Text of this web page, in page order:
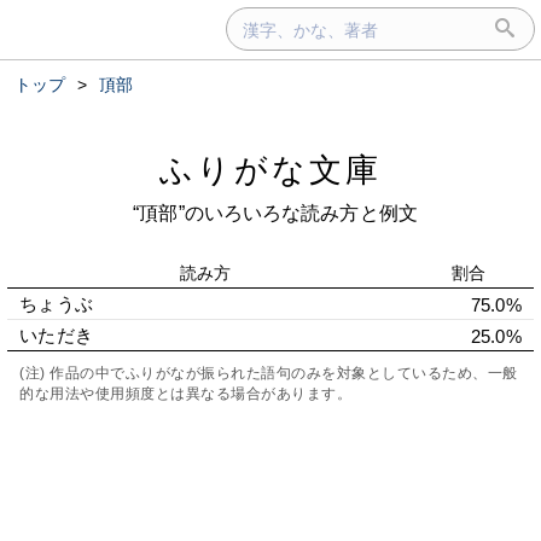
トップ > 頂部
ふりがな文庫
“頂部”のいろいろな読み方と例文
読み方 割合
ちょうぶ
75.0%
いただき
25.0%
(注) 作品の中でふりがなが振られた語句のみを対象としているため、一般
的な用法や使用頻度とは異なる場合があります。